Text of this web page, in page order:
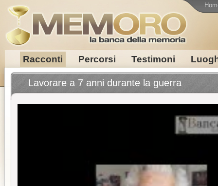
Racconti Percorsi Testimoni
Lavorare a 7 anni durante la guerra